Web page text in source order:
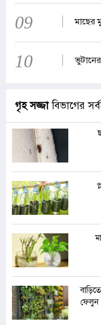
09 মাছের
10
গৃহ সজ্জাবিভাগের
ফেলুন